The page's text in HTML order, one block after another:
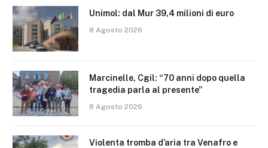
Unimol: dal Mur 39,4 milioni di euro
8 Agosto 2026
Marcinelle, Cgil: “70 anni dopo quella
tragedia parla al presente”
8 Agosto 2026
Violenta tromba d’aria tra Venafro e